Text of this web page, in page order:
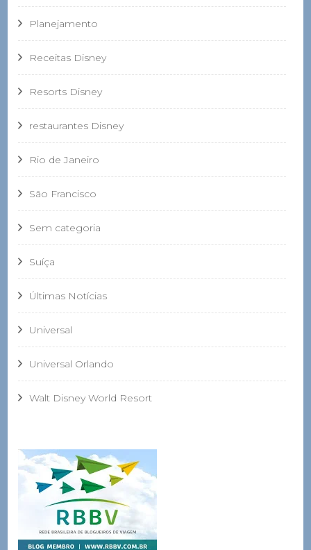
Planejamento
Receitas Disney
Resorts Disney
restaurantes Disney
Rio de Janeiro
São Francisco
Sem categoria
Suíça
Últimas Notícias
Universal
Universal Orlando
Walt Disney World Resort